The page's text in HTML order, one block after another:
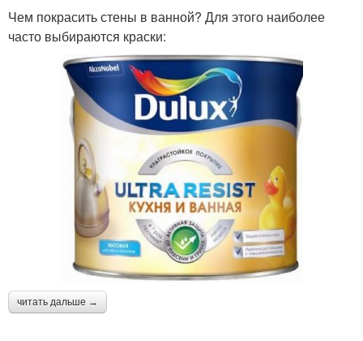
Чем покрасить стены в ванной? Для этого наиболее
часто выбираются краски:
читать дальше →